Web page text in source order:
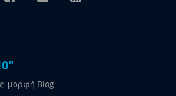
μορφή Blog